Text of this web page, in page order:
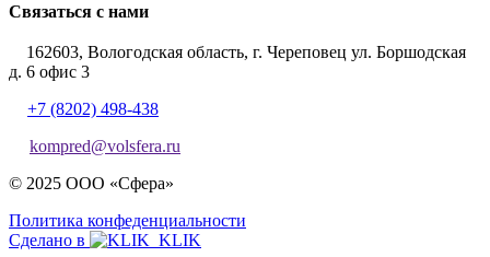
Связаться с нами
162603, Вологодская область, г. Череповец ул. Боршодская
д. 6 офис 3
+7 (8202) 498-438
kompred@volsfera.ru
© 2025 ООО «Сфера»
Политика конфеденциальности
Сделано в